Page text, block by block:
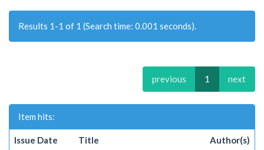
Results 1-1 of 1 (Search time: 0.001 seconds).
previous 1 next
Item hits:
Issue Date Title Author(s)